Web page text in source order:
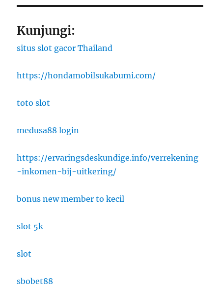
Kunjungi:
situs slot gacor Thailand
https://hondamobilsukabumi.com/
toto slot
medusa88 login
https://ervaringsdeskundige.info/verrekening
-inkomen-bij-uitkering/
bonus new member to kecil
slot 5k
slot
sbobet88